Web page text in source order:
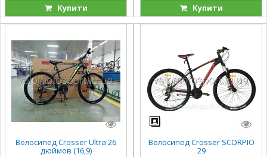
Купити Купити
Велосипед Crosser Ultra 26
дюймов (16,9)
Велосипед Crosser SCORPIO
29